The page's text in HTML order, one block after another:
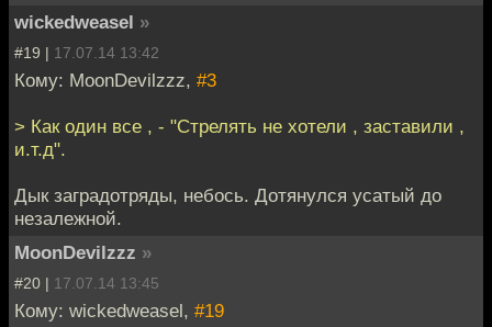
wickedweasel »
#19 | 17.07.14 13:42
Кому: MoonDevilzzz, #3
> Как один все , - "Стрелять не хотели , заставили ,
и.т.д".
Дык заградотряды, небось. Дотянулся усатый до
незалежной.
MoonDevilzzz »
#20 | 17.07.14 13:45
Кому: wickedweasel, #19